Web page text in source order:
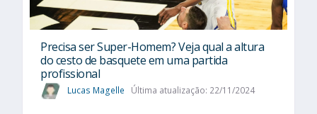
Precisa ser Super-Homem? Veja qual a altura
do cesto de basquete em uma partida
profissional
Lucas Magelle Última atualização: 22/11/2024